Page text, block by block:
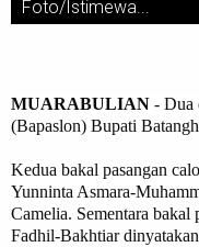
Foto/Istimewa...
MUARABULIAN - Dua
(Bapaslon) Bupati
Kedua bakal pasangan
Yunninta Asmara-
Camelia. Sementara bakal
Fadhil-Bakhtiar